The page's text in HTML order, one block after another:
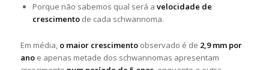
Porque não sabemos qual será a velocidade de
crescimentode cada schwannoma.
Em média, o maior crescimentoobservado é de 2,9 mm por
anoe apenas metade dos schwannomas apresentam